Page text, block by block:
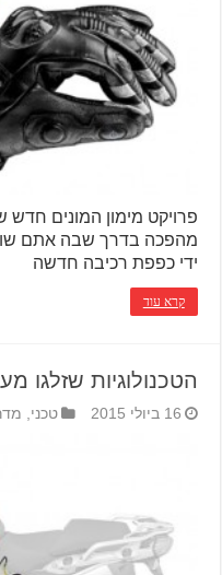
מהפכה בדרך שבה אתם
ידי כפפת רכיבה חדשה
קרא עוד
הטכנולוגיות שזלגו
16 ביולי 2015 טכני